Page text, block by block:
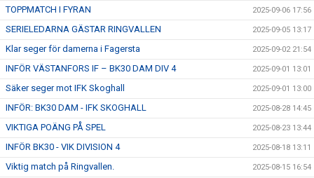
TOPPMATCH I FYRAN 2025-09-06 17:56
SERIELEDARNA GÄSTAR RINGVALLEN 2025-09-05 13:17
Klar seger för damerna i Fagersta 2025-09-02 21:54
INFÖR VÄSTANFORS IF – BK30 DAM DIV 4 2025-09-01 13:01
Säker seger mot IFK Skoghall 2025-09-01 13:00
INFÖR: BK30 DAM - IFK SKOGHALL 2025-08-28 14:45
VIKTIGA POÄNG PÅ SPEL 2025-08-23 13:44
INFÖR BK30 - VIK DIVISION 4 2025-08-18 13:11
Viktig match på Ringvallen. 2025-08-15 16:54